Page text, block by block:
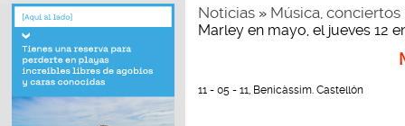
Noticias» Música, conciertos
Marley en mayo, el jueves 12
11 - 05 - 11, Benicàssim. Castellón